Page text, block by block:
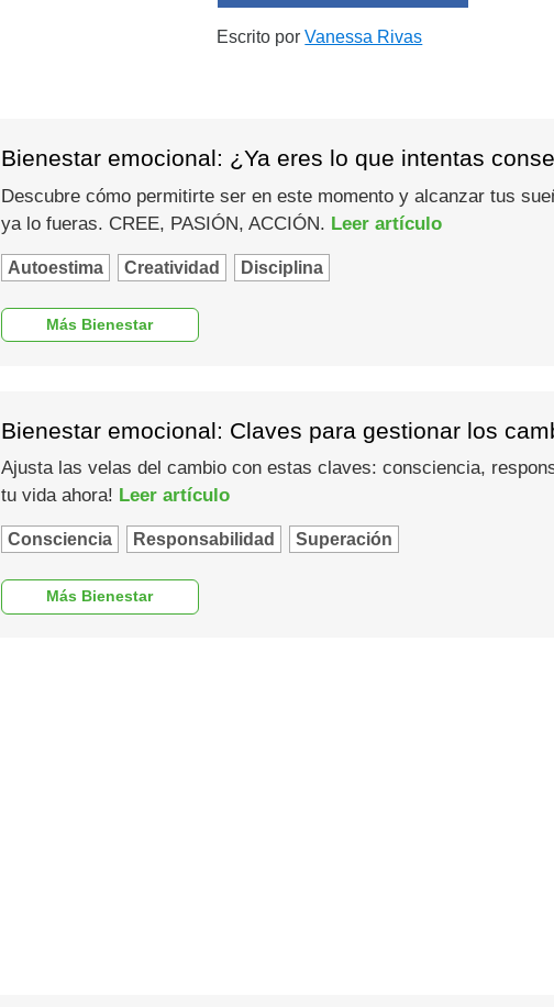
Escrito porVanessa Rivas
Bienestar emocional: ¿Ya eres lo que intentas
Descubre cómo permitirte ser en este momento y alcanzar tus
ya lo fueras. CREE, PASIÓN, ACCIÓN. Leer artículo
Autoestima Creatividad Disciplina
Más Bienestar
Bienestar emocional: Claves para gestionar los
Ajusta las velas del cambio con estas claves: consciencia,
tu vida ahora! Leer artículo
Consciencia Responsabilidad Superación
Más Bienestar